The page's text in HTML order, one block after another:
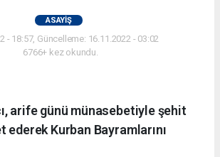
ASAYIŞ
- 18:57, Güncelleme: 16.11.2022 - 03:02
6766+ kez okundu.
arife günü münasebetiyle şehit
Kurban Bayramlarını